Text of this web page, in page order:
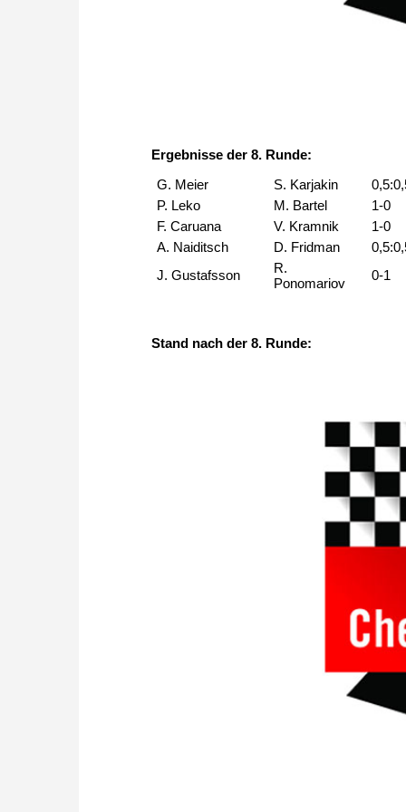
Ergebnisse der 8. Runde:
G. Meier
S. Karjakin
P. Leko
M. Bartel
1-0
F. Caruana
V. Kramnik
1-0
A. Naiditsch
D. Fridman
J. Gustafsson
R.
Ponomariov
0-1
Stand nach der 8. Runde: